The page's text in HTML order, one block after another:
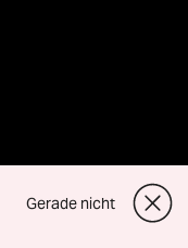
Gerade nicht